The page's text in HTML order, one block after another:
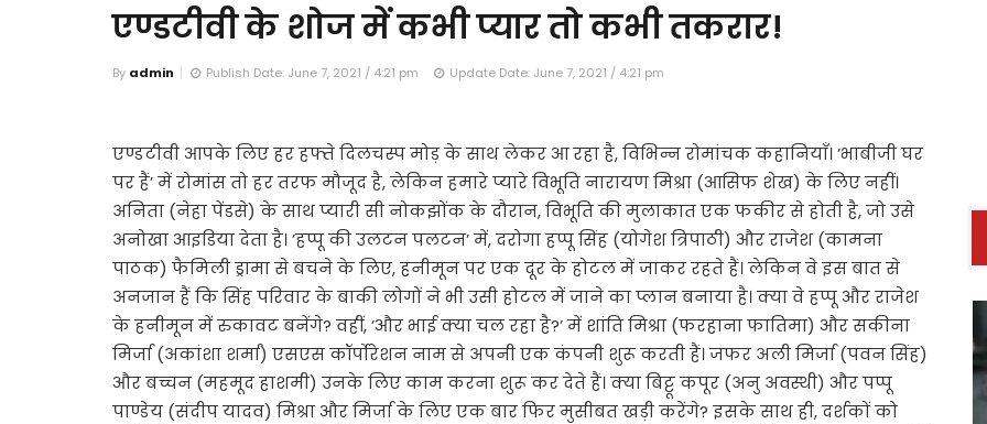
एण्डटीवी के शोज में कभी प्यार तो कभी तकरार!
By admin Publish Date: June 7, 2021 / 4:21 pm Update Date: June 7, 2021 / 4:21 pm
एण्डटीवी आपके लिए हर हफ्ते दिलचस्प मोड़ के साथ लेकर आ रहा है, विभिन्न रोमांचक कहानियाँ। ’भाबीजी घर
पर हैं’ में रोमांस तो हर तरफ मौजूद है, लेकिन हमारे प्यारे विभूति नारायण मिश्रा (आसिफ शेख) के लिए नहीं।
अनिता (नेहा पेंडसे) के साथ प्यारी सी नोकझोंक के दौरान, विभूति की मुलाकात एक फकीर से होती है, जो उसे
अनोखा आइडिया देता है। ’हप्पू की उलटन पलटन’ में, दरोगा हप्पू सिंह (योगेश त्रिपाठी) और राजेश (कामना
पाठक) फैमिली ड्रामा से बचने के लिए, हनीमून पर एक दूर के होटल में जाकर रहते हैं। लेकिन वे इस बात से
अनजान हैं कि सिंह परिवार के बाकी लोगों ने भी उसी होटल में जाने का प्लान बनाया है। क्या वे हप्पू और राजेश
के हनीमून में रुकावट बनेंगे? वहीं, ’और भाई क्या चल रहा है?’ में शांति मिश्रा (फरहाना फातिमा) और सकीना
मिर्जा (अकांशा शर्मा) एसएस कॉर्पोरेशन नाम से अपनी एक कंपनी शुरू करती हैं। जफर अली मिर्जा (पवन सिंह)
और बच्चन (महमूद हाशमी) उनके लिए काम करना शुरू कर देते हैं। क्या बिट्टू कपूर (अनु अवस्थी) और पप्पू
पाण्डेय (संदीप यादव) मिश्रा और मिर्जा के लिए एक बार फिर मुसीबत खड़ी करेंगे? इसके साथ ही, दर्शकों को